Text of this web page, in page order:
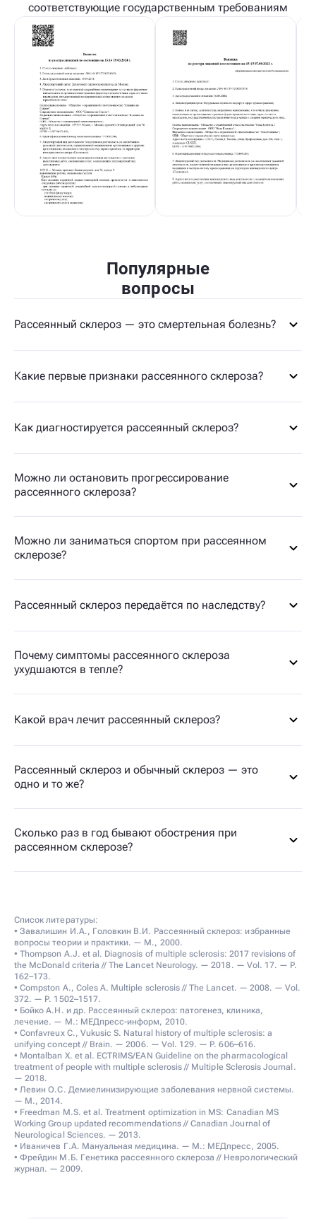
соответствующие государственным требованиям
Популярные
вопросы
Рассеянный склероз — это смертельная болезнь?
Какие первые признаки рассеянного склероза?
Как диагностируется рассеянный склероз?
Можно ли остановить прогрессирование
рассеянного склероза?
Можно ли заниматься спортом при рассеянном
склерозе?
Рассеянный склероз передаётся по наследству?
Почему симптомы рассеянного склероза
ухудшаются в тепле?
Какой врач лечит рассеянный склероз?
Рассеянный склероз и обычный склероз — это
одно и то же?
Сколько раз в год бывают обострения при
рассеянном склерозе?
Список литературы:
• Завалишин И.А., Головкин В.И. Рассеянный склероз: избранные
вопросы теории и практики. — М., 2000.
• Thompson A.J. et al. Diagnosis of multiple sclerosis: 2017 revisions of
the McDonald criteria // The Lancet Neurology. — 2018. — Vol. 17. — P.
162–173.
• Compston A., Coles A. Multiple sclerosis // The Lancet. — 2008. — Vol.
372. — P. 1502–1517.
• Бойко А.Н. и др. Рассеянный склероз: патогенез, клиника,
лечение. — М.: МЕДпресс-информ, 2010.
• Confavreux C., Vukusic S. Natural history of multiple sclerosis: a
unifying concept // Brain. — 2006. — Vol. 129. — P. 606–616.
• Montalban X. et al. ECTRIMS/EAN Guideline on the pharmacological
treatment of people with multiple sclerosis // Multiple Sclerosis Journal.
— 2018.
• Левин О.С. Демиелинизирующие заболевания нервной системы.
— М., 2014.
• Freedman M.S. et al. Treatment optimization in MS: Canadian MS
Working Group updated recommendations // Canadian Journal of
Neurological Sciences. — 2013.
• Иваничев Г.А. Мануальная медицина. — М.: МЕДпресс, 2005.
• Фрейдин М.Б. Генетика рассеянного склероза // Неврологический
журнал. — 2009.